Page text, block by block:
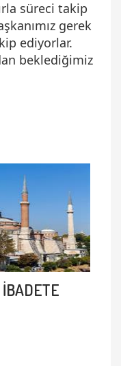
süreci takip
gerek
ediyorlar.
beklediğimiz